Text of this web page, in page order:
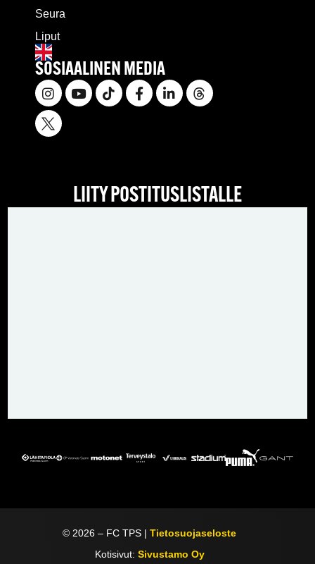
Seura
Liput
SOSIAALINEN MEDIA
LIITY POSTITUSLISTALLE
© 2026 – FC TPS |Tietosuojaseloste
Kotisivut: Sivustamo Oy